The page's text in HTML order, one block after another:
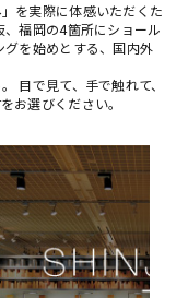
を実際に体感いただくた
福岡の4箇所にショール
を始めとする、国内外
目で見て、手で触れて、
お選びください。